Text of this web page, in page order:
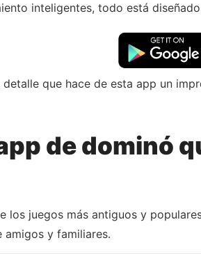
inteligentes, todo está
que hace de esta app un
de dominó
los juegos más antiguos y
y familiares.